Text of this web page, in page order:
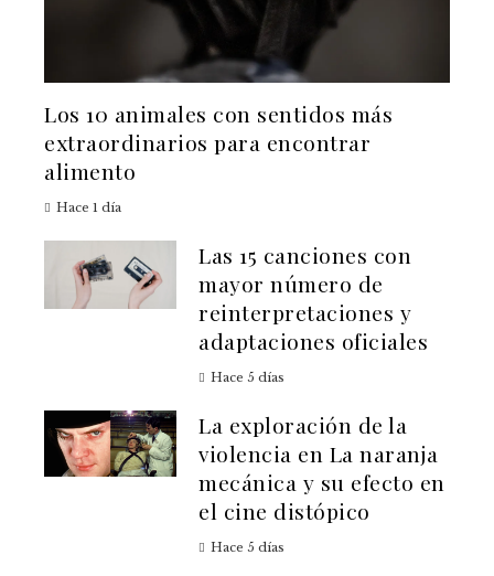
Los 10 animales con sentidos más
extraordinarios para encontrar
alimento
Hace 1 día
Las 15 canciones con
mayor número de
reinterpretaciones y
adaptaciones oficiales
Hace 5 días
La exploración de la
violencia en La naranja
mecánica y su efecto en
el cine distópico
Hace 5 días